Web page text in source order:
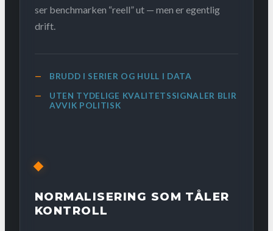
ser benchmarken “reell” ut — men er egentlig
drift.
BRUDD I SERIER OG HULL I DATA
UTEN TYDELIGE KVALITETSSIGNALER BLIR
AVVIK POLITISK
NORMALISERING SOM TÅLER
KONTROLL